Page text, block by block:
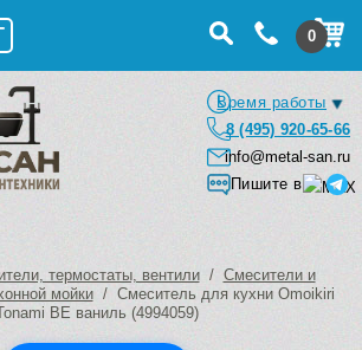
0
Время работы
8 (495) 920-65-66
info@metal-san.ru
Пишите в
термостаты, вентили/ Смесители и
мойки/ Смеситель для кухни Omoikiri
BE ваниль (4994059)